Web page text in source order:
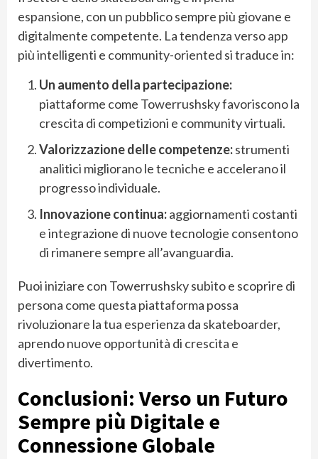
espansione, con un pubblico sempre più giovane e
digitalmente competente. La tendenza verso app
più intelligenti e community-oriented si traduce in:
Un aumento della partecipazione:
piattaforme come Towerrushsky favoriscono la
crescita di competizioni e community virtuali.
Valorizzazione delle competenze:strumenti
analitici migliorano le tecniche e accelerano il
progresso individuale.
Innovazione continua:aggiornamenti costanti
e integrazione di nuove tecnologie consentono
di rimanere sempre all’avanguardia.
Puoi iniziare con Towerrushsky subito e scoprire di
persona come questa piattaforma possa
rivoluzionare la tua esperienza da skateboarder,
aprendo nuove opportunità di crescita e
divertimento.
Conclusioni: Verso un Futuro
Sempre più Digitale e
Connessione Globale